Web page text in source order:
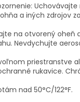
a iných zdrojov
na otvorený oheň
Nevdychujte
priestranstve
rukavice.
nad 50°C/122°F.